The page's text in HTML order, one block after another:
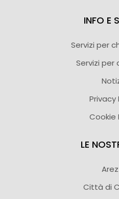
INFO E
Servizi per
Servizi per
Privacy
Cookie
LE
Città di